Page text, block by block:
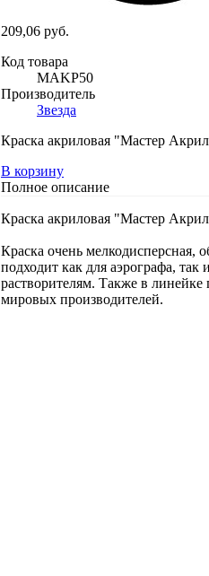
209,06 руб.
Код товара
MAKP50
Производитель
Звезда
Краска акриловая "Мастер
В корзину
Полное описание
Краска акриловая "Мастер
Краска очень мелкодисперсная,
подходит как для аэрографа,
растворителям. Также в
мировых производителей.